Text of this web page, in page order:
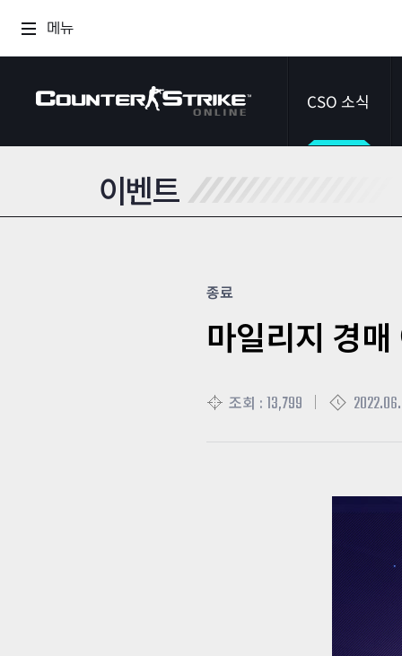
메뉴
CSO 소식
이벤트
종료
마일리지 경
조회 : 13,799